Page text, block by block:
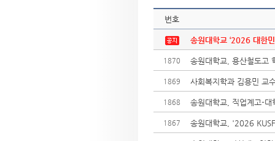
번호
송원대학교 ‘2026 대한
1870 송원대학교, 용산철도고
1869 사회복지학과 김용민 교
1868 송원대학교, 직업계고-
1867 송원대학교, '2026